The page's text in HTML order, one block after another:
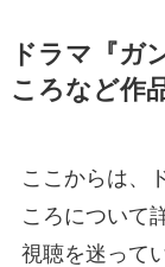
ドラマ『ガ
ころなど作
ここからは、
ころについて
視聴を迷って